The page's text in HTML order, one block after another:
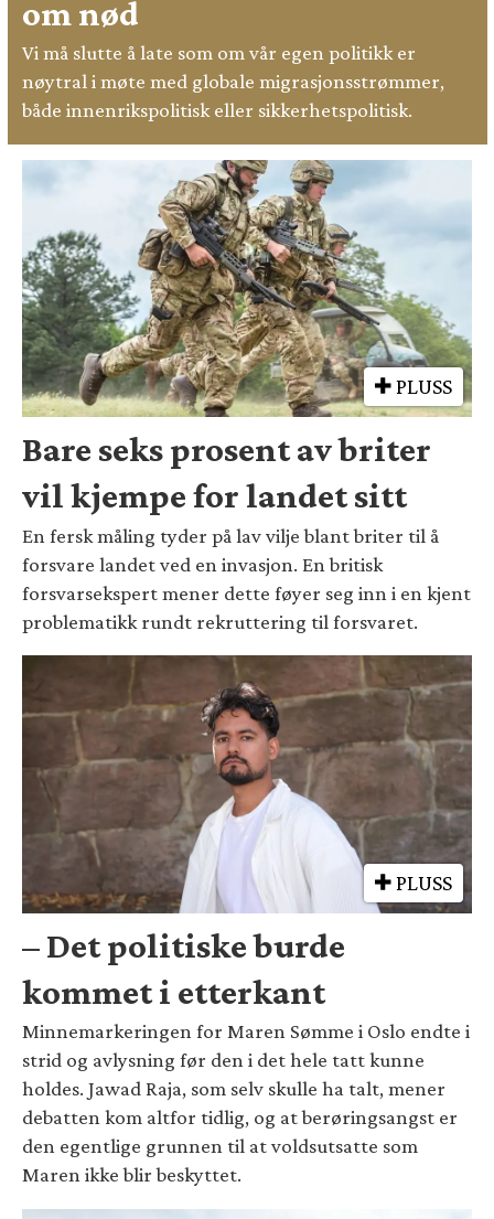
om nød
Vi må slutte å late som om vår egen politikk er
nøytral i møte med globale migrasjonsstrømmer,
både innenrikspolitisk eller sikkerhetspolitisk.
PLUSS
Bare seks prosent av briter
vil kjempe for landet sitt
En fersk måling tyder på lav vilje blant briter til å
forsvare landet ved en invasjon. En britisk
forsvarsekspert mener dette føyer seg inn i en kjent
problematikk rundt rekruttering til forsvaret.
PLUSS
– Det politiske burde
kommet i etterkant
Minnemarkeringen for Maren Sømme i Oslo endte i
strid og avlysning før den i det hele tatt kunne
holdes. Jawad Raja, som selv skulle ha talt, mener
debatten kom altfor tidlig, og at berøringsangst er
den egentlige grunnen til at voldsutsatte som
Maren ikke blir beskyttet.